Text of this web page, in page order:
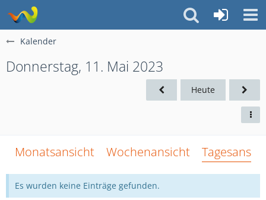
Kalender
Donnerstag, 11. Mai 2023
Heute
Monatsansicht Wochenansicht
Es wurden keine Einträge gefunden.